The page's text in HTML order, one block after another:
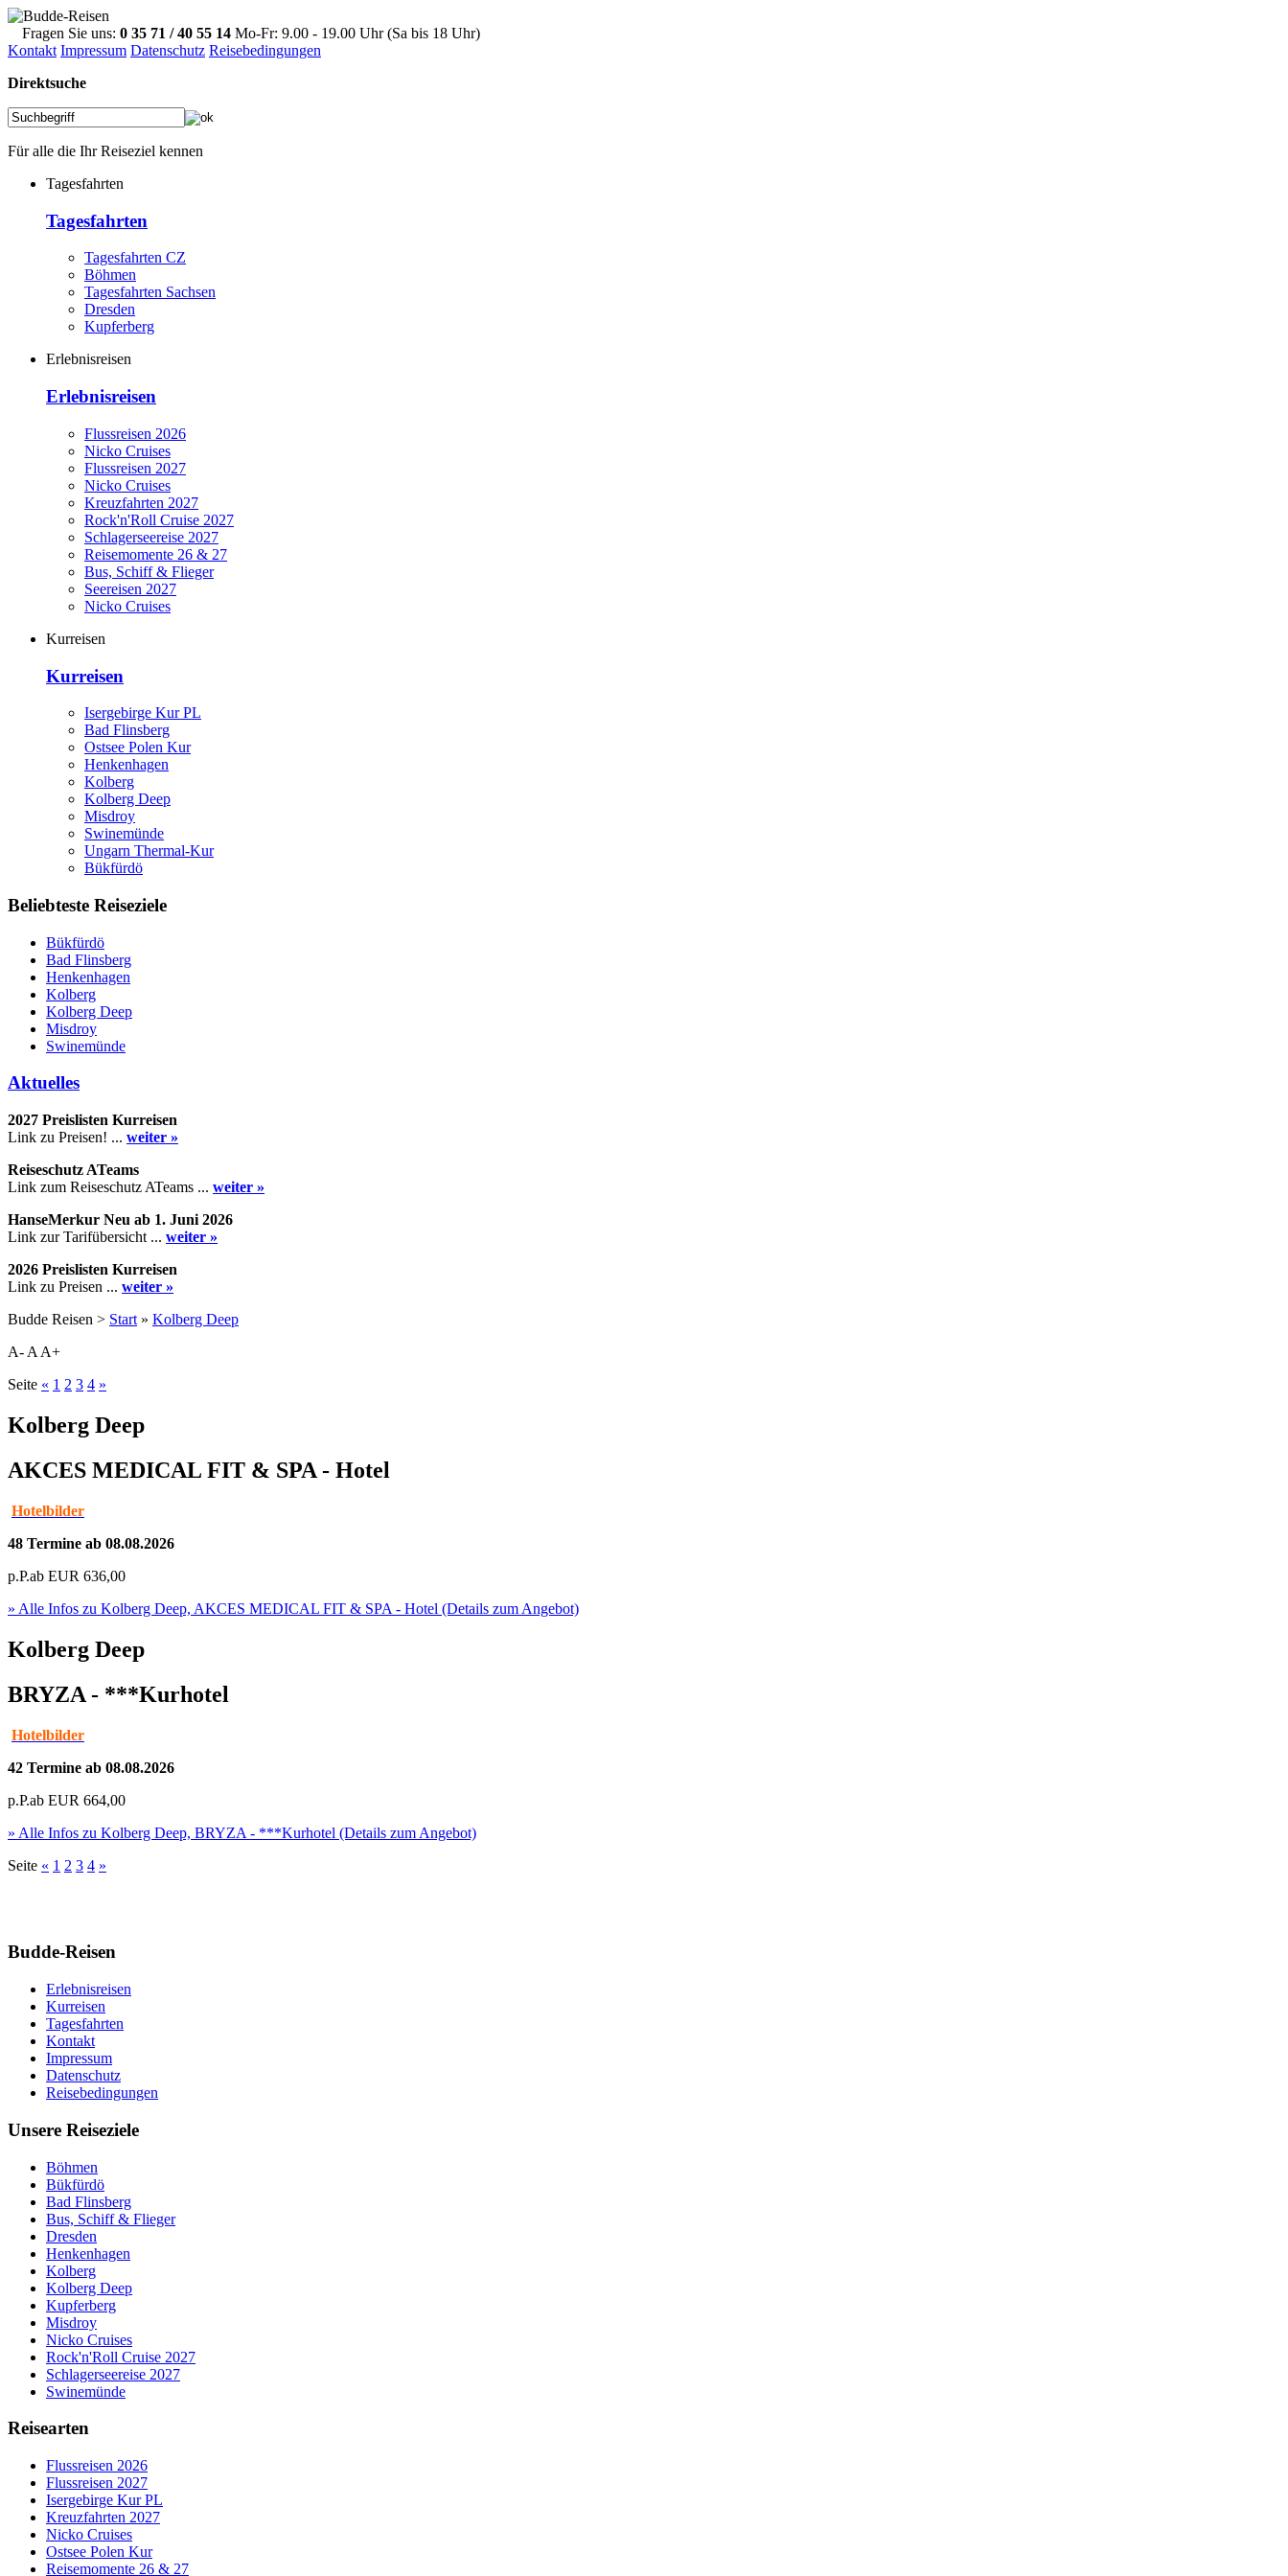
Fragen Sie uns: 0 35 71 / 40 55 14 Mo-Fr: 9.00 - 19.00 Uhr (Sa bis 18 Uhr)
Kontakt Impressum Datenschutz Reisebedingungen
Direktsuche
Für alle die Ihr Reiseziel kennen
Tagesfahrten
Tagesfahrten
Tagesfahrten CZ
Böhmen
Tagesfahrten Sachsen
Dresden
Kupferberg
Erlebnisreisen
Erlebnisreisen
Flussreisen 2026
Nicko Cruises
Flussreisen 2027
Nicko Cruises
Kreuzfahrten 2027
Rock'n'Roll Cruise 2027
Schlagerseereise 2027
Reisemomente 26 & 27
Bus, Schiff & Flieger
Seereisen 2027
Nicko Cruises
Kurreisen
Kurreisen
Isergebirge Kur PL
Bad Flinsberg
Ostsee Polen Kur
Henkenhagen
Kolberg
Kolberg Deep
Misdroy
Swinemünde
Ungarn Thermal-Kur
Bükfürdö
Beliebteste Reiseziele
Bükfürdö
Bad Flinsberg
Henkenhagen
Kolberg
Kolberg Deep
Misdroy
Swinemünde
Aktuelles
2027 Preislisten Kurreisen
Link zu Preisen! ... weiter »
Reiseschutz ATeams
Link zum Reiseschutz ATeams ... weiter »
HanseMerkur Neu ab 1. Juni 2026
Link zur Tarifübersicht ... weiter »
2026 Preislisten Kurreisen
Link zu Preisen ... weiter »
Budde Reisen > Start » Kolberg Deep
A- A A+
Seite « 1 2 3 4 »
Kolberg Deep
AKCES MEDICAL FIT & SPA - Hotel
Hotelbilder
48 Termine ab 08.08.2026
p.P.ab EUR 636,00
» Alle Infos zu Kolberg Deep, AKCES MEDICAL FIT & SPA - Hotel (Details zum Angebot)
Kolberg Deep
BRYZA - ***Kurhotel
Hotelbilder
42 Termine ab 08.08.2026
p.P.ab EUR 664,00
» Alle Infos zu Kolberg Deep, BRYZA - ***Kurhotel (Details zum Angebot)
Seite « 1 2 3 4 »
Budde-Reisen
Erlebnisreisen
Kurreisen
Tagesfahrten
Kontakt
Impressum
Datenschutz
Reisebedingungen
Unsere Reiseziele
Böhmen
Bükfürdö
Bad Flinsberg
Bus, Schiff & Flieger
Dresden
Henkenhagen
Kolberg
Kolberg Deep
Kupferberg
Misdroy
Nicko Cruises
Rock'n'Roll Cruise 2027
Schlagerseereise 2027
Swinemünde
Reisearten
Flussreisen 2026
Flussreisen 2027
Isergebirge Kur PL
Kreuzfahrten 2027
Nicko Cruises
Ostsee Polen Kur
Reisemomente 26 & 27